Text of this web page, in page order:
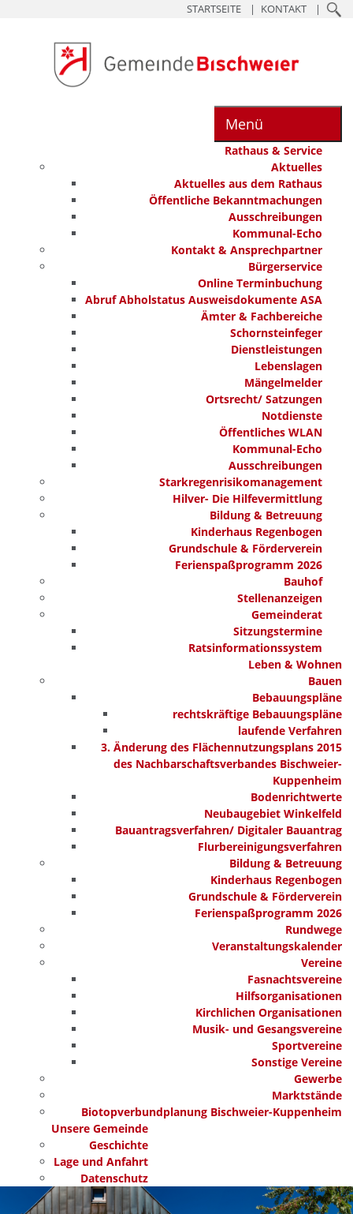
STARTSEITE KONTAKT
Menü
Rathaus & Service
Aktuelles
Aktuelles aus dem Rathaus
Öffentliche Bekanntmachungen
Ausschreibungen
Kommunal-Echo
Kontakt & Ansprechpartner
Bürgerservice
Online Terminbuchung
Abruf Abholstatus Ausweisdokumente ASA
Ämter & Fachbereiche
Schornsteinfeger
Dienstleistungen
Lebenslagen
Mängelmelder
Ortsrecht/ Satzungen
Notdienste
Öffentliches WLAN
Kommunal-Echo
Ausschreibungen
Starkregenrisikomanagement
Hilver- Die Hilfevermittlung
Bildung & Betreuung
Kinderhaus Regenbogen
Grundschule & Förderverein
Ferienspaßprogramm 2026
Bauhof
Stellenanzeigen
Gemeinderat
Sitzungstermine
Ratsinformationssystem
Leben & Wohnen
Bauen
Bebauungspläne
rechtskräftige Bebauungspläne
laufende Verfahren
3. Änderung des Flächennutzungsplans 2015
des Nachbarschaftsverbandes Bischweier-
Kuppenheim
Bodenrichtwerte
Neubaugebiet Winkelfeld
Bauantragsverfahren/ Digitaler Bauantrag
Flurbereinigungsverfahren
Bildung & Betreuung
Kinderhaus Regenbogen
Grundschule & Förderverein
Ferienspaßprogramm 2026
Rundwege
Veranstaltungskalender
Vereine
Fasnachtsvereine
Hilfsorganisationen
Kirchlichen Organisationen
Musik- und Gesangsvereine
Sportvereine
Sonstige Vereine
Gewerbe
Marktstände
Biotopverbundplanung Bischweier-Kuppenheim
Unsere Gemeinde
Geschichte
Lage und Anfahrt
Datenschutz